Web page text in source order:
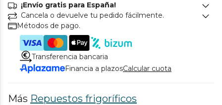
¡Envío gratis para España!
Cancela o devuelve tu pedido fácilmente.
Métodos de pago.
Transferencia bancaria
Financia a plazosCalcular cuota
Más Repuestos frigoríficos